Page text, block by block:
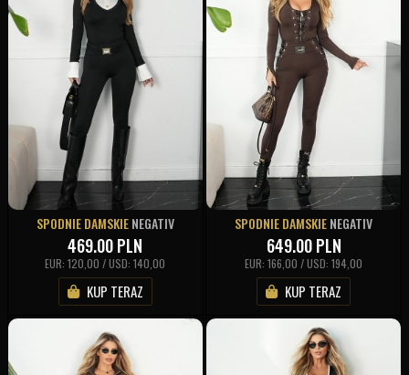
SPODNIE DAMSKIENEGATIV
469.00PLN
EUR: 120,00 / USD: 140,00
KUP TERAZ
SPODNIE DAMSKIENEGATIV
649.00PLN
EUR: 166,00 / USD: 194,00
KUP TERAZ